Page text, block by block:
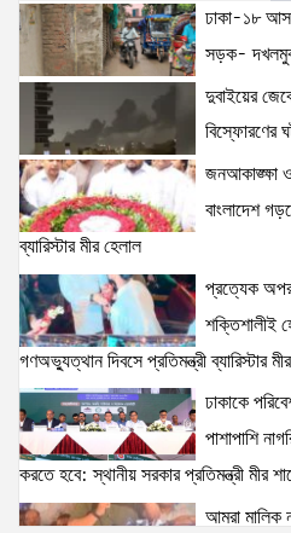
ঢাকা-১৮ আসনের
দখলমুক্ত রাস্তা চাই!
15 views
‘তরুণদের উৎসাহ দিলেন
প্রতিমন্ত্রী,
14 views |posted on
দুবাইয়ের জেবেল আলি
বিস্ফোরণের ঘটনা
14 views posted on
আইনশৃঙ্খলা পরিস্থিতি
11 views |posted on
ঢাকা-১৮
সড়ক-
দুবাইয়ের
বিস্ফোরণের
জনআকাঙ্ক্ষা
বাংলাদেশ
ব্যারিস্টার মীর হেলাল
প্রত্যেক
শক্তিশালীই
গণঅভ্যুত্থান দিবসে প্রতিমন্ত্রী ব্যারিস্টার
ঢাকাকে
পাশাপাশি
করতে হবে: স্থানীয় সরকার প্রতিমন্ত্রী মীর
আমরা